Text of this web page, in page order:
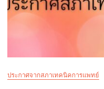
ประกาศจากสภาเทคนิคการแพทย์